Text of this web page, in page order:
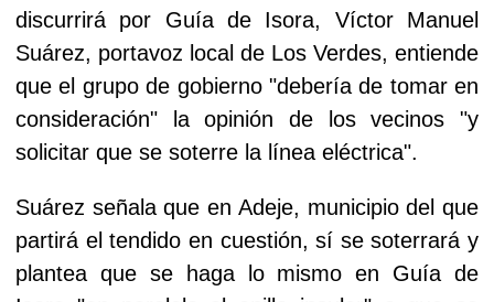
discurrirá por Guía de Isora, Víctor Manuel
Suárez, portavoz local de Los Verdes, entiende
que el grupo de gobierno "debería de tomar en
consideración" la opinión de los vecinos "y
solicitar que se soterre la línea eléctrica".
Suárez señala que en Adeje, municipio del que
partirá el tendido en cuestión, sí se soterrará y
plantea que se haga lo mismo en Guía de